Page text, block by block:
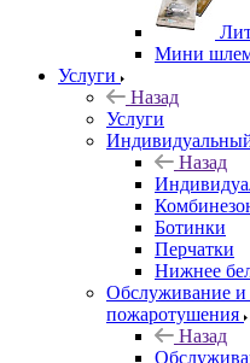
Мини
Услуги
Назад
Услуги
Назад
Ботинки
Перчатки
Нижнее
Обслуживание и
пожаротушения
Назад